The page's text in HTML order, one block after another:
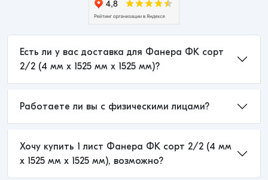
Есть ли у вас доставка для Фанера ФК сорт
2/2 (4 мм x 1525 мм x 1525 мм)?
Работаете ли вы с физическими лицами?
Хочу купить 1 лист Фанера ФК сорт 2/2 (4 мм
x 1525 мм x 1525 мм), возможно?